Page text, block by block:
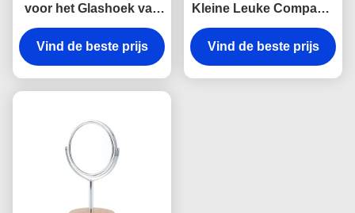
voor het Glashoek van
de Make-up Draaibare
Tweezijdige Spiegel
Vind de beste prijs
Kleine Leuke Compacte
Spiegel van de Leer het
Kosmetische Lijst
Embleem van
Vind de beste prijs